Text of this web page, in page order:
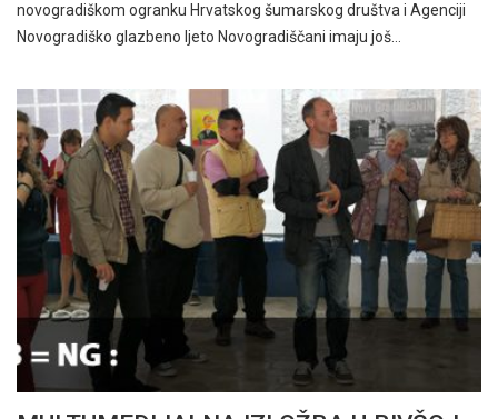
novogradiškom ogranku Hrvatskog šumarskog društva i Agenciji
Novogradiško glazbeno ljeto Novogradiščani imaju još…